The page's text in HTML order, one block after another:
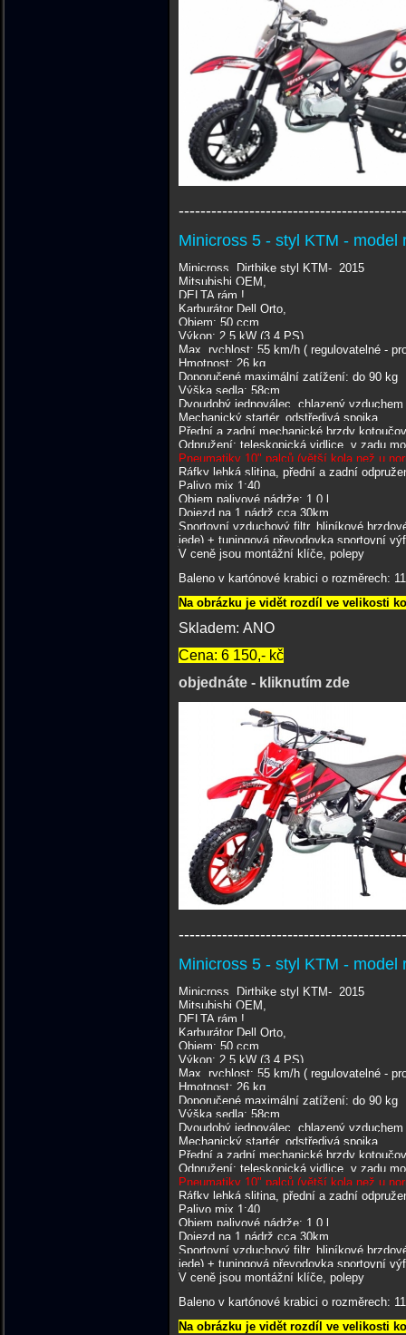
Minicross 5 - styl KTM - model
Minicross, Dirtbike styl KTM- 2015
Mitsubishi OEM,
DELTA rám !
Karburátor Dell Orto,
Objem: 50 ccm
Výkon: 2,5 kW (3.4 PS)
Max. rychlost: 55 km/h ( regulovatelné -
Hmotnost: 26 kg
Doporučené maximální zatížení: do 90 kg
Výška sedla: 58cm
Dvoudobý jednoválec, chlazený vzduchem
Mechanický startér, odstředivá spojka
Přední a zadní mechanické brzdy
Odpružení: teleskopická vidlice, v zadu
Pneumatiky 10" palců (větší kola než u
Ráfky lehká slitina, přední a zadní
Palivo mix 1:40
Objem palivové nádrže: 1,0 l
Dojezd na 1 nádrž cca 30km
Sportovní vzduchový filtr, hliníkové
jede) + tuningová převodovka sportovní
V ceně jsou montážní klíče, polepy
Baleno v kartónové krabici o rozměrech:
Na obrázku je vidět rozdíl ve velikosti
Skladem: ANO
Cena: 6 150,- kč
objednáte - kliknutím zde
Minicross 5 - styl KTM - model
Minicross, Dirtbike styl KTM- 2015
Mitsubishi OEM,
DELTA rám !
Karburátor Dell Orto,
Objem: 50 ccm
Výkon: 2,5 kW (3.4 PS)
Max. rychlost: 55 km/h ( regulovatelné -
Hmotnost: 26 kg
Doporučené maximální zatížení: do 90 kg
Výška sedla: 58cm
Dvoudobý jednoválec, chlazený vzduchem
Mechanický startér, odstředivá spojka
Přední a zadní mechanické brzdy
Odpružení: teleskopická vidlice, v zadu
Pneumatiky 10" palců (větší kola než u
Ráfky lehká slitina, přední a zadní
Palivo mix 1:40
Objem palivové nádrže: 1,0 l
Dojezd na 1 nádrž cca 30km
Sportovní vzduchový filtr, hliníkové
jede) + tuningová převodovka sportovní
V ceně jsou montážní klíče, polepy
Baleno v kartónové krabici o rozměrech:
Na obrázku je vidět rozdíl ve velikosti